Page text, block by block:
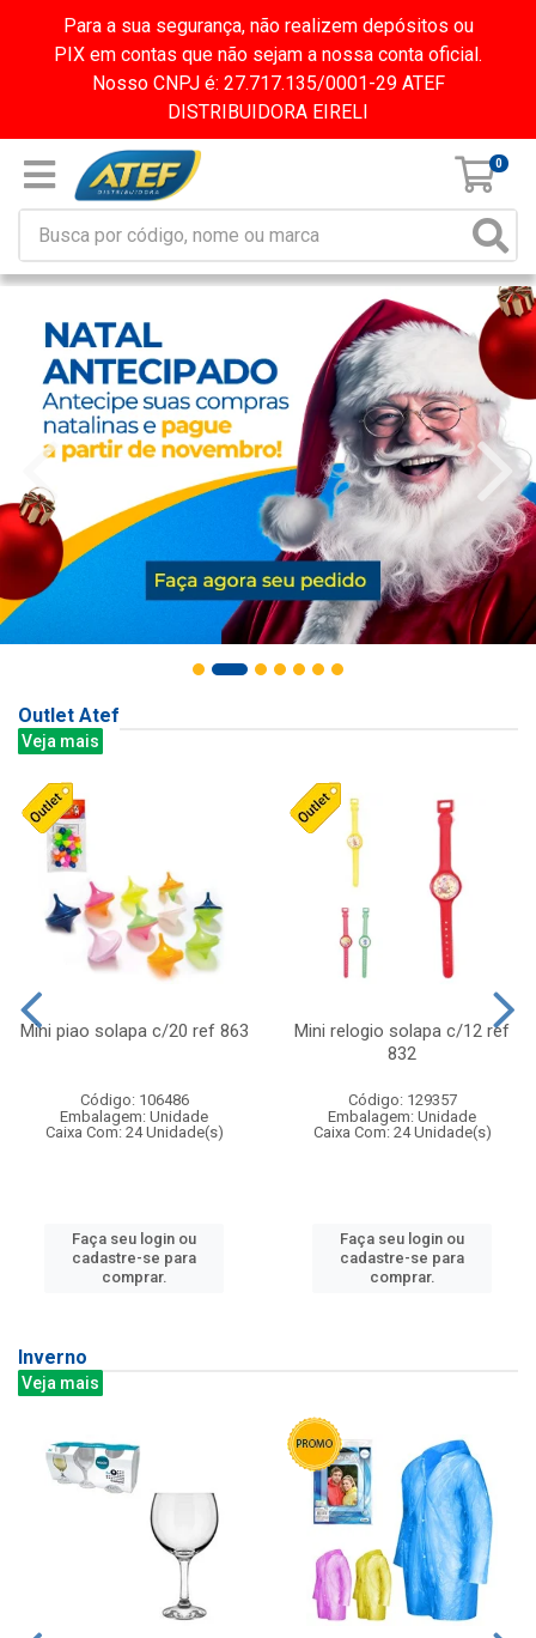
Para a sua segurança, não realizem depósitos ou
PIX em contas que não sejam a nossa conta oficial.
Nosso CNPJ é: 27.717.135/0001-29 ATEF
DISTRIBUIDORA EIRELI
0
Outlet Atef
Veja mais
Mini piao solapa c/20 ref 863
Código: 106486
Embalagem: Unidade
Caixa Com: 24 Unidade(s)
Faça seu login ou
cadastre-se para
comprar.
Mini relogio solapa c/12 ref
832
Código: 129357
Embalagem: Unidade
Caixa Com: 24 Unidade(s)
Faça seu login ou
cadastre-se para
comprar.
Inverno
Veja mais